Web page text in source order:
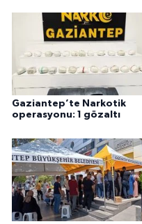
Gaziantep’te Narkotik
operasyonu: 1 gözaltı